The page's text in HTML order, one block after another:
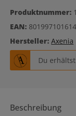
Produktnummer:
EAN:
Hersteller: Axenia
Du
Beschreibung